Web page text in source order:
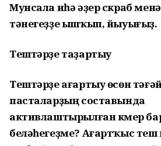
Мунсала иһә әҙер скраб
тәнегеҙҙе ышҡып, йыуығыҙ.
Тештәрҙе таҙартыу
Тештәрҙе ағартыу өсөн
пасталарҙың составында
активлаштырылған күмер
беләһегеҙме? Ағартҡыс теш